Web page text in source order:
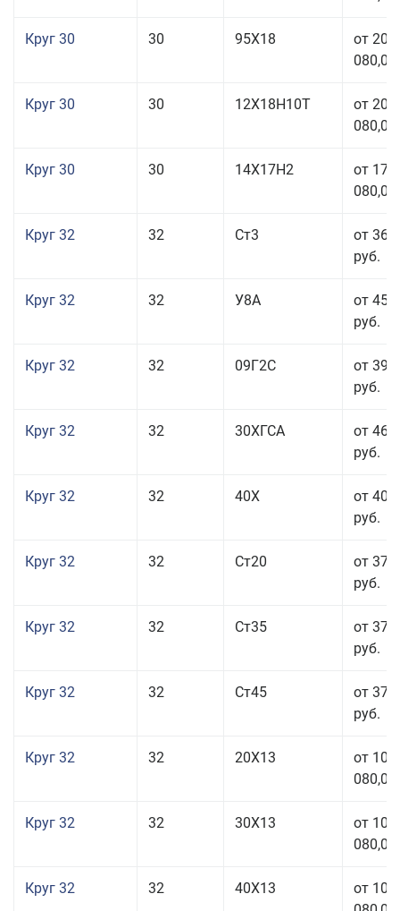
Круг 30 30 95Х18
от 208
080,00
Круг 30 30 12Х18Н10Т
от 208
080,00
Круг 30 30 14Х17Н2
от 177
080,00
Круг 32 32 Ст3
от 36
руб.
Круг 32 32 У8А
от 45
руб.
Круг 32 32 09Г2С
от 39
руб.
Круг 32 32 30ХГСА
от 46
руб.
Круг 32 32 40Х
от 40
руб.
Круг 32 32 Ст20
от 37
руб.
Круг 32 32 Ст35
от 37
руб.
Круг 32 32 Ст45
от 37
руб.
Круг 32 32 20Х13
от 101
080,00
Круг 32 32 30Х13
от 101
080,00
Круг 32 32 40Х13
от 101